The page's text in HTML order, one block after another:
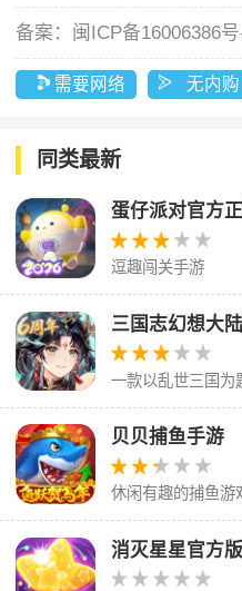
备案： 闽ICP备16006386
需要网络 无内购
同类最新
蛋仔派对官方
逗趣闯关手游
三国志幻想大
一款以乱世三国为
贝贝捕鱼手游
休闲有趣的捕鱼游
消灭星星官方版